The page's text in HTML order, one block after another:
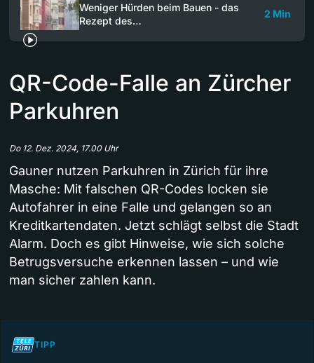
Weniger Hürden beim Bauen - das
Rezept des…
2 Min
QR-Code-Falle an Zürcher
Parkuhren
Do 12. Dez. 2024, 17.00 Uhr
Gauner nutzen Parkuhren in Zürich für ihre
Masche: Mit falschen QR-Codes locken sie
Autofahrer in eine Falle und gelangen so an
Kreditkartendaten. Jetzt schlägt selbst die Stadt
Alarm. Doch es gibt Hinweise, wie sich solche
Betrugsversuche erkennen lassen – und wie
man sicher zahlen kann.
TIPP